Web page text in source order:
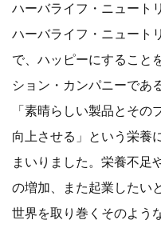
ハーバライフ・ニュート
ハーバライフ・ニュート
で、ハッピーにすること
ション・カンパニーであ
「素晴らしい製品とそ
向上させる」という栄養
まいりました。栄養不足
の増加、また起業したい
世界を取り巻くそのよう